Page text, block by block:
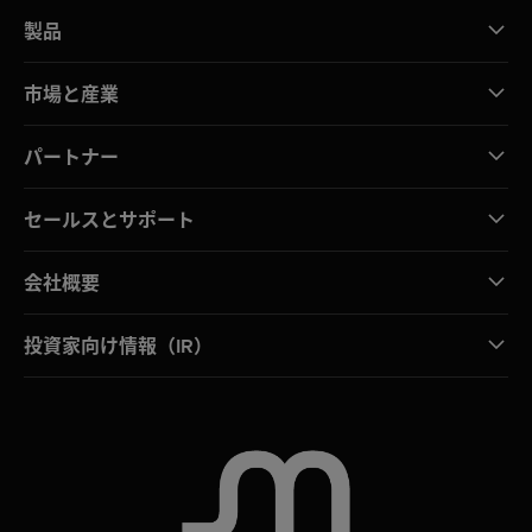
製品
市場と産業
パートナー
セールスとサポート
会社概要
投資家向け情報（IR）